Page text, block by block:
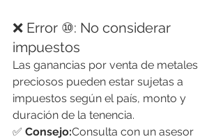
❌ Error ⑩: No considerar
impuestos
Las ganancias por venta de metales
preciosos pueden estar sujetas a
impuestos según el país, monto y
duración de la tenencia.
✅ Consejo:Consulta con un asesor